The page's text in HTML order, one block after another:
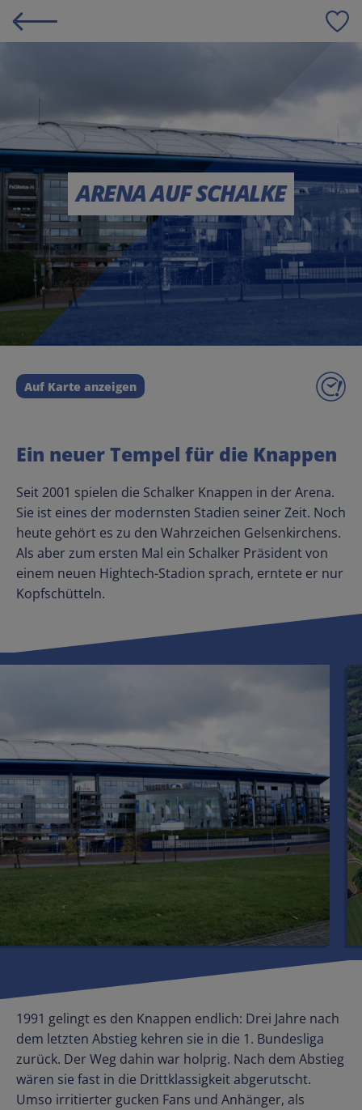
ARENA AUF SCHALKE
Auf Karte anzeigen
Ein neuer Tempel für die Knappen
Seit 2001 spielen die Schalker Knappen in der Arena.
Sie ist eines der modernsten Stadien seiner Zeit. Noch
heute gehört es zu den Wahrzeichen Gelsenkirchens.
Als aber zum ersten Mal ein Schalker Präsident von
einem neuen Hightech-Stadion sprach, erntete er nur
Kopfschütteln.
1991 gelingt es den Knappen endlich: Drei Jahre nach
dem letzten Abstieg kehren sie in die 1. Bundesliga
zurück. Der Weg dahin war holprig. Nach dem Abstieg
wären sie fast in die Drittklassigkeit abgerutscht.
Umso irritierter gucken Fans und Anhänger, als